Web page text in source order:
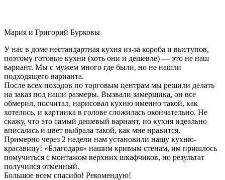
Мария и Григорий Бурковы
У нас в доме нестандартная кухня из-за короба и выступов,
поэтому готовые кухни (хоть они и дешевле) — это не наш
вариант. Мы с мужем много где были, но не нашли
подходящего варианта.
После всех походов по торговым центрам мы решили делать
на заказ под наши размеры. Вызвали замерщика, он все
обмерил, посчитал, нарисовал кухню именно такой, как
хотелось, и картинка в голове сложилась окончательно. Не
скажу, что это самый дешевый вариант, но кухня идеально
вписалась и цвет выбрала такой, как мне нравится.
Примерно через 2 недели нам установили нашу кухню-
красавицу! «Благодаря» нашим кривым стенам, им пришлось
помучиться с монтажом верхних шкафчиков, но результат
получился отменный.
Большое всем спасибо! Рекомендую!